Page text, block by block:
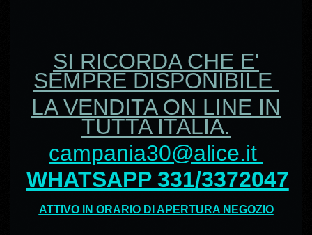
SI RICORDA CHE E'
SEMPRE DISPONIBILE
LA VENDITA ON LINE IN
TUTTA ITALIA.
campania30@alice.it
WHATSAPP 331/3372047
ATTIVO IN ORARIO DI APERTURA NEGOZIO